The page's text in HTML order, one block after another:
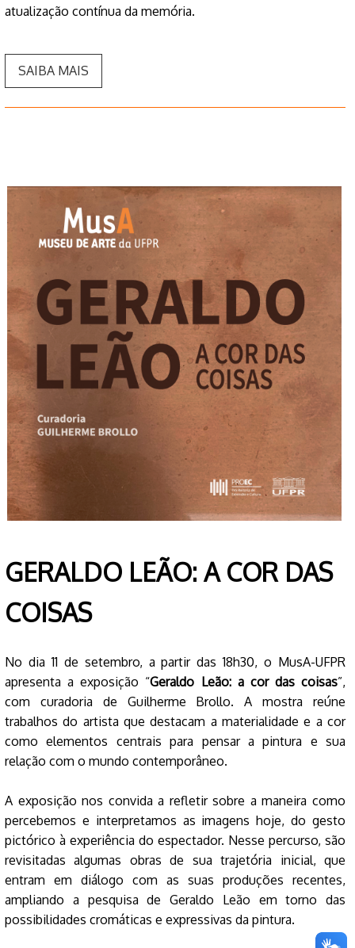
atualização contínua da memória.
SAIBA MAIS
GERALDO LEÃO: A COR DAS
COISAS
No dia 11 de setembro, a partir das 18h30, o MusA-UFPR
apresenta a exposição “Geraldo Leão: a cor das coisas”,
com curadoria de Guilherme Brollo. A mostra reúne
trabalhos do artista que destacam a materialidade e a cor
como elementos centrais para pensar a pintura e sua
relação com o mundo contemporâneo.
A exposição nos convida a refletir sobre a maneira como
percebemos e interpretamos as imagens hoje, do gesto
pictórico à experiência do espectador. Nesse percurso, são
revisitadas algumas obras de sua trajetória inicial, que
entram em diálogo com as suas produções recentes,
ampliando a pesquisa de Geraldo Leão em torno das
possibilidades cromáticas e expressivas da pintura.